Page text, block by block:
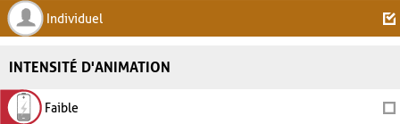
Individuel
INTENSITÉ D'ANIMATION
Faible